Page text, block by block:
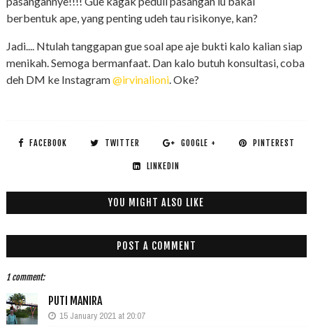
berbentuk ape, yang penting udeh tau risikonye, kan?
Jadi.... Ntulah tanggapan gue soal ape aje bukti kalo kalian siap
menikah. Semoga bermanfaat. Dan kalo butuh konsultasi, coba
deh DM ke Instagram@irvinalioni. Oke?
FACEBOOK TWITTER GOOGLE + PINTEREST
LINKEDIN
YOU MIGHT ALSO LIKE
POST A COMMENT
1 comment:
PUTI MANIRA
15 January 2021 at 20:07